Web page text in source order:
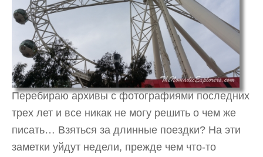
Перебираю архивы с фотографиями последних
трех лет и все никак не могу решить о чем же
писать… Взяться за длинные поездки? На эти
заметки уйдут недели, прежде чем что-то